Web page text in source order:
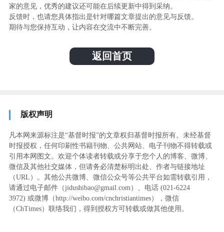
家的意见，优秀的建议还可能在后续更新中得到采纳。
反馈时，也请您具体指出是针对哪篇文章提出的意见与反馈。
期待与您保持互动，让内容在交流中不断完善。
返回首页
版权声明
凡本网来源标注是“基督时报”的文章权归基督时报所有。未经基督
时报授权，任何印刷性书籍刊物、公共网站、电子刊物不得转载或
引用本网图文。欢迎个体读者转载或分享于您个人的博客、微博、
微信及其他社交媒体，但请务必清楚标明出处、作者与链接地址
（URL）。其他公共微博、微信公众号等公共平台如需转载引用，
请通过电子邮件（jidushibao@gmail.com）、电话 (021-6224
3972) ‬或微博（http://weibo.com/cnchristiantimes），微信
（ChTimes）联络我们，得到授权方可转载或做其他使用。